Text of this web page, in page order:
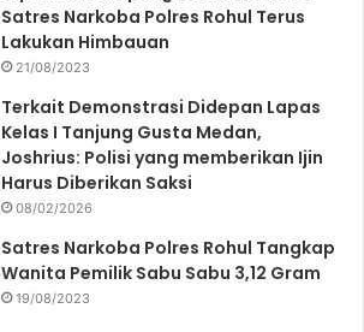
Satres Narkoba Polres Rohul Terus
Lakukan Himbauan
21/08/2023
Terkait Demonstrasi Didepan Lapas
Kelas I Tanjung Gusta Medan,
Joshrius: Polisi yang memberikan Ijin
Harus Diberikan Saksi
08/02/2026
Satres Narkoba Polres Rohul Tangkap
Wanita Pemilik Sabu Sabu 3,12 Gram
19/08/2023